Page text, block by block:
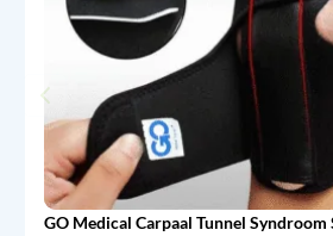
GO Medical Carpaal Tunnel Syndroom